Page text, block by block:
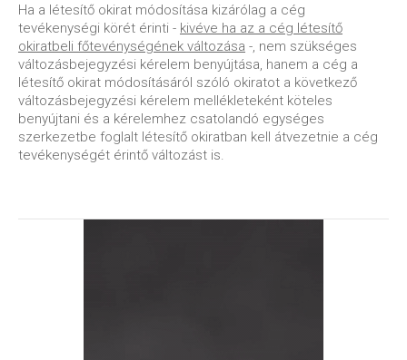
Ha a létesítő okirat módosítása kizárólag a cég
tevékenységi körét érinti - kivéve ha az a cég létesítő
okiratbeli főtevénységének változása -, nem szükséges
változásbejegyzési kérelem benyújtása, hanem a cég a
létesítő okirat módosításáról szóló okiratot a következő
változásbejegyzési kérelem mellékleteként köteles
benyújtani és a kérelemhez csatolandó egységes
szerkezetbe foglalt létesítő okiratban kell átvezetnie a cég
tevékenységét érintő változást is.